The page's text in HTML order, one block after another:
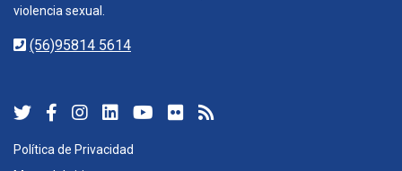
violencia sexual.
(56)95814 5614
Política de Privacidad